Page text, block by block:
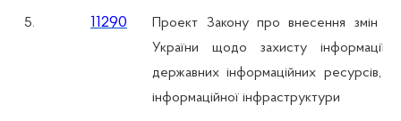
5. 11290
Проект Закону про внесення змін до
України щодо захисту інформації
державних інформаційних ресурсів,
інформаційної інфраструктури